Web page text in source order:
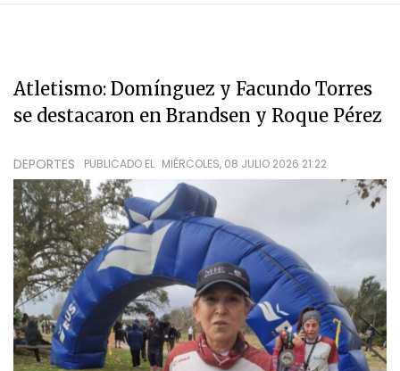
Atletismo: Domínguez y Facundo Torres
se destacaron en Brandsen y Roque Pérez
DEPORTES PUBLICADO EL MIÉRCOLES, 08 JULIO 2026 21:22